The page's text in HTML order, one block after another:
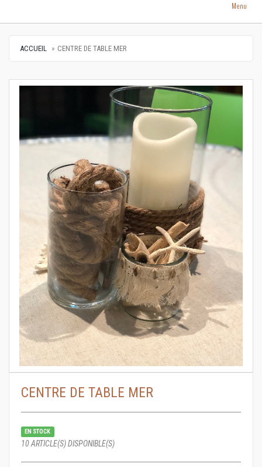
Menu
ACCUEIL CENTRE DE TABLE MER
CENTRE DE TABLE MER
EN STOCK
10 ARTICLE(S) DISPONIBLE(S)